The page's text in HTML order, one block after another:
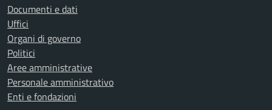
Documenti e dati
Uffici
Organi di governo
Politici
Aree amministrative
Personale amministrativo
Enti e fondazioni